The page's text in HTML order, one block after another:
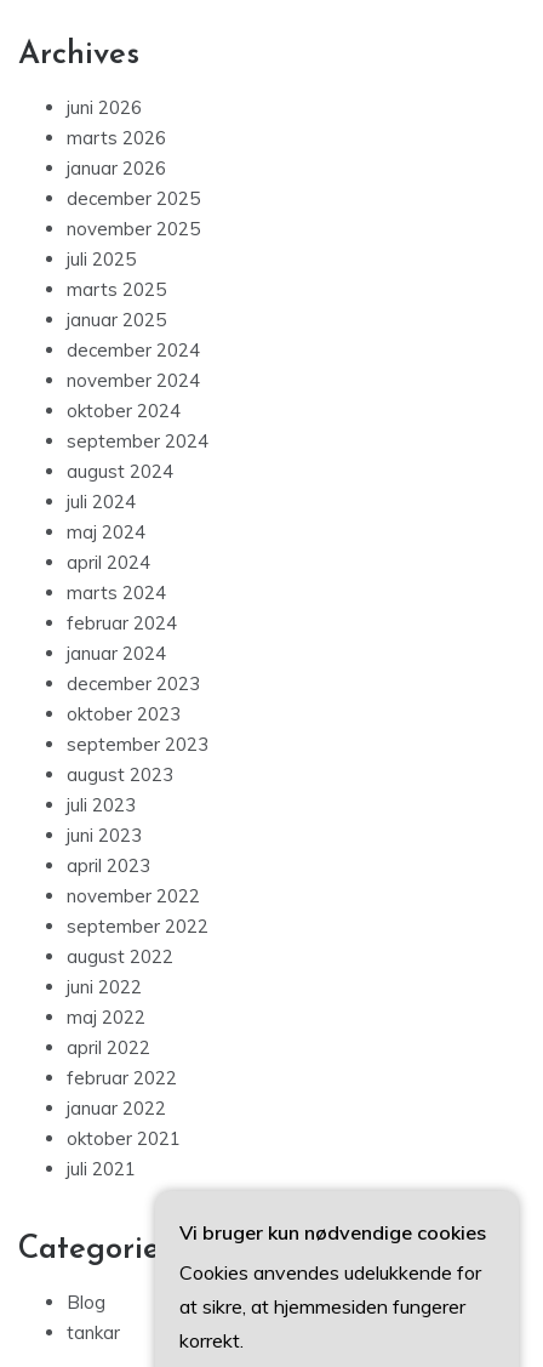
Archives
juni 2026
marts 2026
januar 2026
december 2025
november 2025
juli 2025
marts 2025
januar 2025
december 2024
november 2024
oktober 2024
september 2024
august 2024
juli 2024
maj 2024
april 2024
marts 2024
februar 2024
januar 2024
december 2023
oktober 2023
september 2023
august 2023
juli 2023
juni 2023
april 2023
november 2022
september 2022
august 2022
juni 2022
maj 2022
april 2022
februar 2022
januar 2022
oktober 2021
juli 2021
Categories
Blog
tankar
Vi bruger kun nødvendige cookies
Cookies anvendes udelukkende for
at sikre, at hjemmesiden fungerer
korrekt.